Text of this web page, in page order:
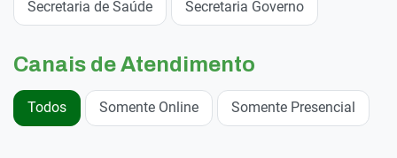
Secretaria de Saúde Secretaria Governo
Canais de Atendimento
Todos Somente Online Somente Presencial